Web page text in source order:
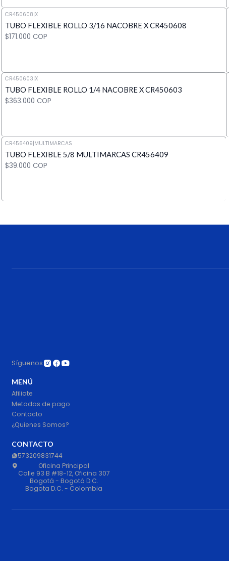
Cantidad
CR450608|X
TUBO FLEXIBLE ROLLO 3/16 NACOBRE X CR450608
$171.000 COP
Cantidad
CR450603|X
TUBO FLEXIBLE ROLLO 1/4 NACOBRE X CR450603
$363.000 COP
Cantidad
CR456409|MULTIMARCAS
TUBO FLEXIBLE 5/8 MULTIMARCAS CR456409
$39.000 COP
Cantidad
Síguenos
MENÚ
Afiliate
Metodos de pago
Contacto
¿Quienes Somos?
CONTACTO
573209831744
Oficina Principal
Calle 93 B #18-12, Oficina 307
Bogotá - Bogotá D.C.
Bogota D.C. - Colombia